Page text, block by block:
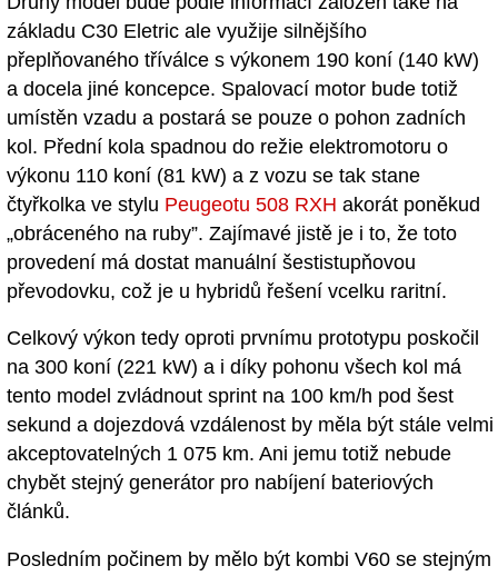
základu C30 Eletric ale využije silnějšího
přeplňovaného tříválce s výkonem 190 koní (140 kW)
a docela jiné koncepce. Spalovací motor bude totiž
umístěn vzadu a postará se pouze o pohon zadních
kol. Přední kola spadnou do režie elektromotoru o
výkonu 110 koní (81 kW) a z vozu se tak stane
čtyřkolka ve stylu Peugeotu 508 RXH akorát poněkud
„obráceného na ruby”. Zajímavé jistě je i to, že toto
provedení má dostat manuální šestistupňovou
převodovku, což je u hybridů řešení vcelku raritní.
Celkový výkon tedy oproti prvnímu prototypu poskočil
na 300 koní (221 kW) a i díky pohonu všech kol má
tento model zvládnout sprint na 100 km/h pod šest
sekund a dojezdová vzdálenost by měla být stále velmi
akceptovatelných 1 075 km. Ani jemu totiž nebude
chybět stejný generátor pro nabíjení bateriových
článků.
Posledním počinem by mělo být kombi V60 se stejným